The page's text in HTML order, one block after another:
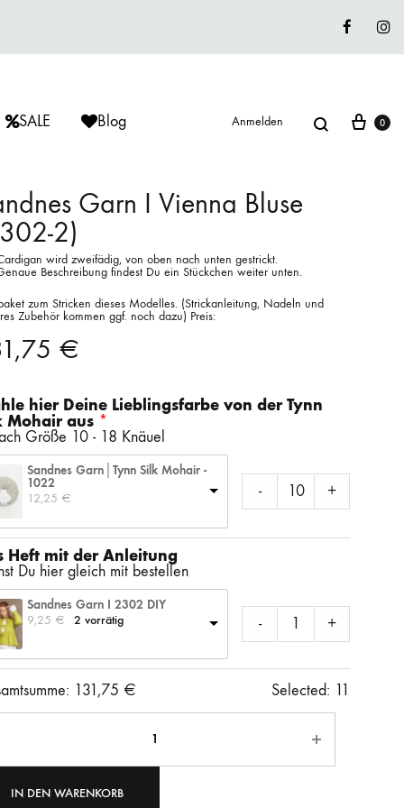
LAINES DU NORD
LITLG (LIFE IN THE LONG GRASS)
WOLLE + STAUNE
ROWAN
ANDERE SCHÖNE BÜCHER
SALE Blog Anmelden Suche
Lieblingswolle
Strickkits
0
Garn I Vienna Bluse
2)
wird zweifädig, von oben nach unten gestrickt.
Beschreibung findest Du ein Stückchen weiter unten.
zum Stricken dieses Modelles. (Strickanleitung, Nadeln und
Zubehör kommen ggf. noch dazu) Preis:
€
hier Deine Lieblingsfarbe von der Tynn
Mohair aus
Größe 10 - 18 Knäuel
Sandnes Garn│Tynn Silk Mohair -
1022
12,25 € - +
Heft mit der Anleitung
Du hier gleich mit bestellen
Sandnes Garn I 2302 DIY
9,25 € 2 vorrätig - +
131,75 € Selected: 11
IN DEN WARENKORB